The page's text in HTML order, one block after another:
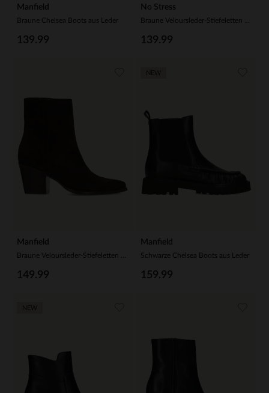
Manfield
Braune Chelsea Boots aus Leder
139.99
No Stress
139.99
Manfield
149.99
Manfield
Schwarze Chelsea Boots aus Leder
159.99